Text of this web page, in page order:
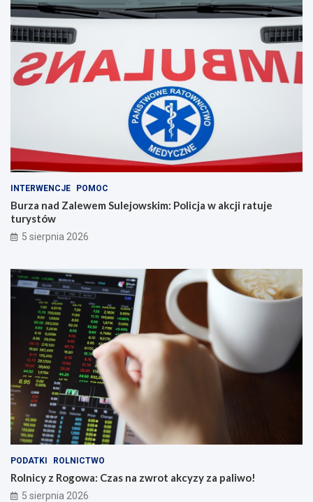
INTERWENCJE POMOC
Burza nad Zalewem Sulejowskim: Policja w akcji ratuje
turystów
5 sierpnia 2026
PODATKI ROLNICTWO
Rolnicy z Rogowa: Czas na zwrot akcyzy za paliwo!
5 sierpnia 2026